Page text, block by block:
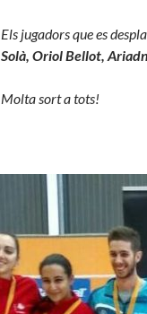
Els jugadors que es
Solà, Oriol Bellot,
Molta sort a tots!